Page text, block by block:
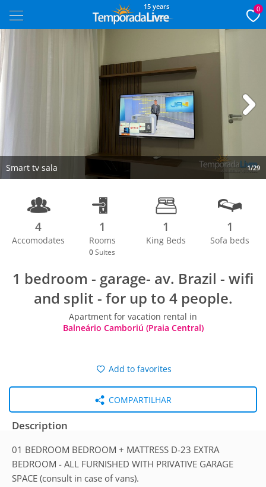
15 years 0
Smart tv sala 1/29
Next
4
Accomodates
1
Rooms
0 Suites
1
King Beds
1
Sofa beds
1 bedroom - garage- av. Brazil - wifi
and split - for up to 4 people.
Apartment for vacation rental in
Balneário Camboriú (Praia Central)
Add to favorites
COMPARTILHAR
Description
01 BEDROOM BEDROOM + MATTRESS D-23 EXTRA
BEDROOM - ALL FURNISHED WITH PRIVATIVE GARAGE
SPACE (consult in case of vans).